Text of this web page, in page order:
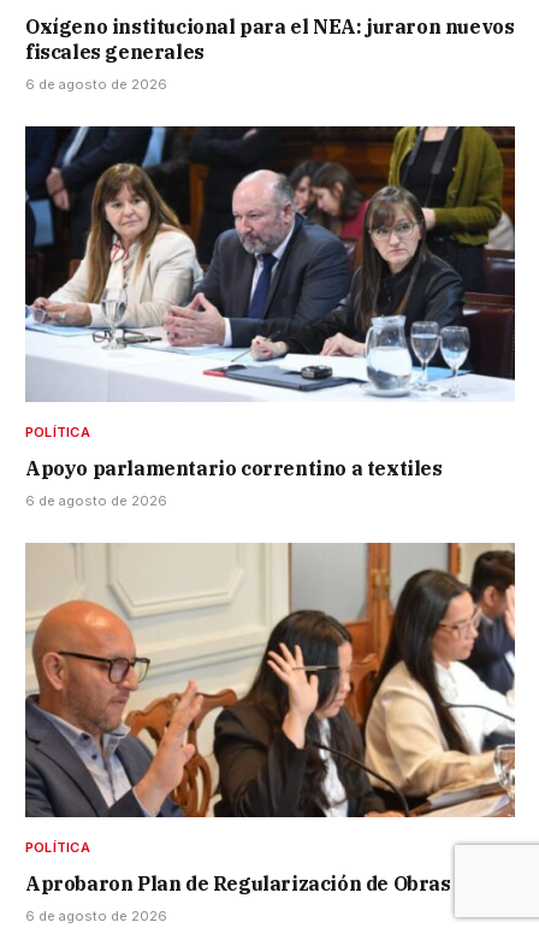
Oxígeno institucional para el NEA: juraron nuevos
fiscales generales
6 de agosto de 2026
POLÍTICA
Apoyo parlamentario correntino a textiles
6 de agosto de 2026
POLÍTICA
Aprobaron Plan de Regularización de Obras
6 de agosto de 2026